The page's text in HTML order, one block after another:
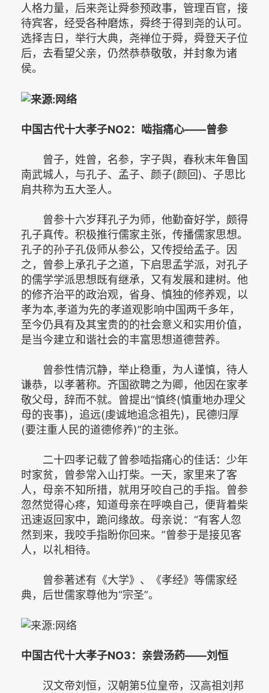
人格力量，后来尧让舜参预政事，管理百官，接
待宾客，经受各种磨炼，舜终于得到尧的认可。
选择吉日，举行大典，尧禅位于舜，舜登天子位
后，去看望父亲，仍然恭恭敬敬，并封象为诸
侯。­
中国古代十大孝子NO2：啮指痛心——曾参 ­
曾子，姓曾，名参，字子舆，春秋末年鲁国
南武城人，与孔子、孟子、颜子(颜回)、子思比
肩共称为五大圣人。­
曾参十六岁拜孔子为师，他勤奋好学，颇得
孔子真传。积极推行儒家主张，传播儒家思想。
孔子的孙子孔伋师从参公，又传授给孟子。因
之，曾参上承孔子之道，下启思孟学派，对孔子
的儒学学派思想既有继承，又有发展和建树。他
的修齐治平的政治观，省身、慎独的修养观，以
孝为本,孝道为先的孝道观影响中国两千多年，
至今仍具有及其宝贵的的社会意义和实用价值，
是当今建立和谐社会的丰富思想道德营养。­
曾参性情沉静，举止稳重，为人谨慎，待人
谦恭，以孝著称。齐国欲聘之为卿，他因在家孝
敬父母，辞而不就。曾提出“慎终(慎重地办理父
母的丧事)，追远(虔诚地追念祖先)，民德归厚
(要注重人民的道德修养)”的主张。­
二十四孝记载了曾参啮指痛心的佳话：少年
时家贫，曾参常入山打柴。一天，家里来了客
人，母亲不知所措，就用牙咬自己的手指。曾参
忽然觉得心疼，知道母亲在呼唤自己，便背着柴
迅速返回家中，跪问缘故。母亲说：“有客人忽
然到来，我咬手指盼你回来。”曾参于是接见客
人，以礼相待。­
曾参著述有《大学》、《孝经》等儒家经
典，后世儒家尊他为“宗圣”。­
中国古代十大孝子NO3：亲尝汤药——刘恒­
汉文帝刘恒，汉朝第5位皇帝，汉高祖刘邦